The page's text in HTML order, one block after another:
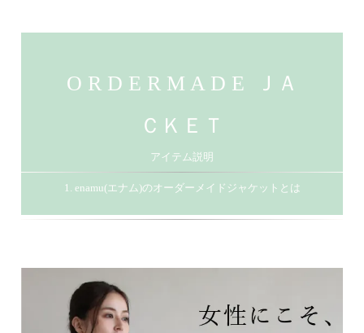
O R D E R M A D E ＪＡ
ＣＫＥＴ
アイテム説明
1. enamu(エナム)のオーダーメイドジャケットとは